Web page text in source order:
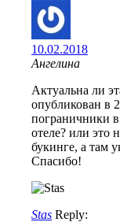
10.02.2018
Ангелина
Актуальна ли
опубликован в
пограничники
отеле? или это
букинге, а там
Спасибо!
Stas Reply: